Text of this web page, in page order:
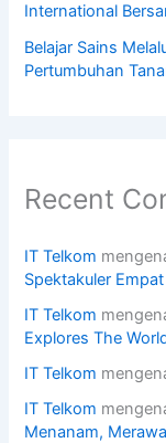
International
Belajar Sains
Pertumbuhan
Recent
IT Telkom
Spektakuler
IT Telkom
Explores The
IT Telkom
IT Telkom
Menanam,